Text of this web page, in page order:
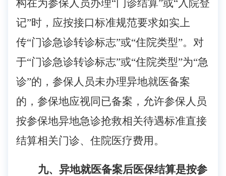
构在为参保人员办理“门诊结算”或“入院登
记”时，应按接口标准规范要求如实上
传“门诊急诊转诊标志”或“住院类型”。对
于“门诊急诊转诊标志”或“住院类型”为“急
诊”的，参保人员未办理异地就医备案
的，参保地应视同已备案，允许参保人员
按参保地异地急诊抢救相关待遇标准直接
结算相关门诊、住院医疗费用。
九、异地就医备案后医保结算是按参